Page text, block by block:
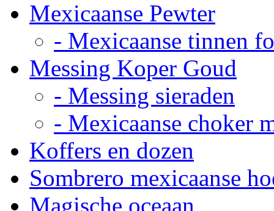
Mexicaanse Pewter
- Mexicaanse tinnen
Messing Koper Goud
- Messing sieraden
- Mexicaanse choker
Koffers en dozen
Sombrero mexicaanse
Magische oceaan